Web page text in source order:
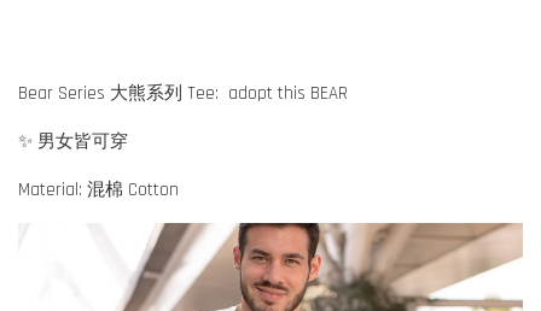
Bear Series 大熊系列 Tee: adopt this BEAR
✨ 男女皆可穿
Material: 混棉 Cotton